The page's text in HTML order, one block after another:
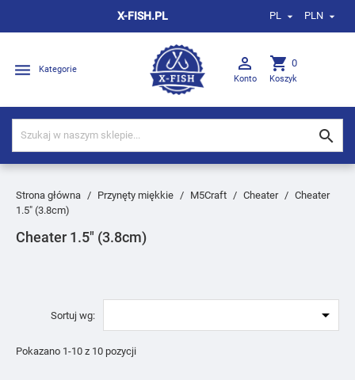
X-FISH.PL PL  PLN 
 Kategorie 
Konto
shopping_cart 0
Koszyk

Strona główna Przynęty miękkie M5Craft Cheater
Cheater
1.5" (3.8cm)
Cheater 1.5" (3.8cm)
Sortuj wg: 
Pokazano 1-10 z 10 pozycji